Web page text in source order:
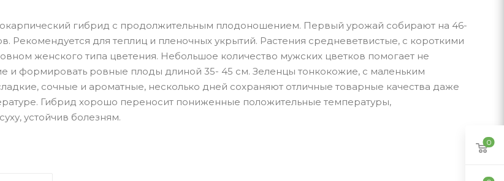
гибрид с продолжительным плодоношением. Первый урожай собирают на 46-
Рекомендуется для теплиц и пленочных укрытий. Растения средневетвистые, с короткими
женского типа цветения. Небольшое количество мужских цветков помогает не
и формировать ровные плоды длиной 35- 45 см. Зеленцы тонкокожие, с маленьким
сочные и ароматные, несколько дней сохраняют отличные товарные качества даже
Гибрид хорошо переносит пониженные положительные температуры,
устойчив болезням.
0